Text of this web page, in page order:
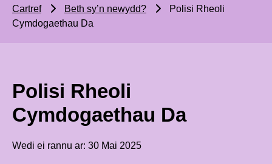
Cartref Beth sy’n newydd?
Polisi Rheoli
Cymdogaethau Da
Polisi Rheoli
Cymdogaethau Da
Wedi ei rannu ar: 30 Mai 2025